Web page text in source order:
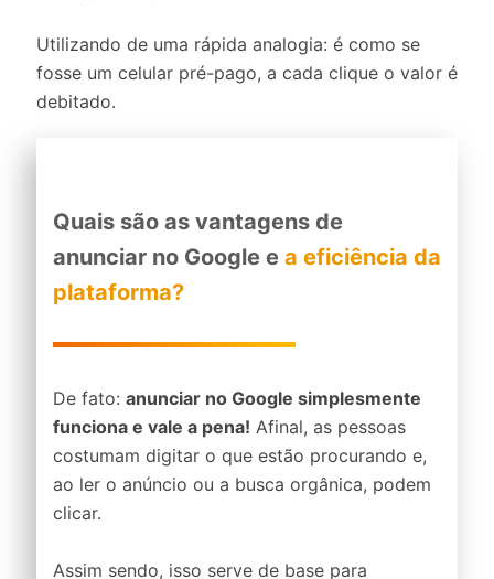
Utilizando de uma rápida analogia: é como se
fosse um celular pré-pago, a cada clique o valor é
debitado.
Quais são as vantagens de
anunciar no Google e a eficiência da
plataforma?
De fato: anunciar no Google simplesmente
funciona e vale a pena! Afinal, as pessoas
costumam digitar o que estão procurando e,
ao ler o anúncio ou a busca orgânica, podem
clicar.
Assim sendo, isso serve de base para